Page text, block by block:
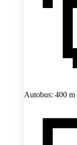
Autobus: 400 m